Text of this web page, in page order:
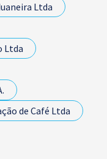
Ltda
Ltda
de Café Ltda